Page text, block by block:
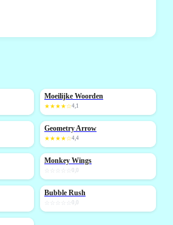
Moeilijke Woorden
★★★★☆4,1
NIEUW
Geometry Arrow
★★★★☆4,4
NIEUW
Monkey Wings
0,0
NIEUW
Bubble Rush
0,0